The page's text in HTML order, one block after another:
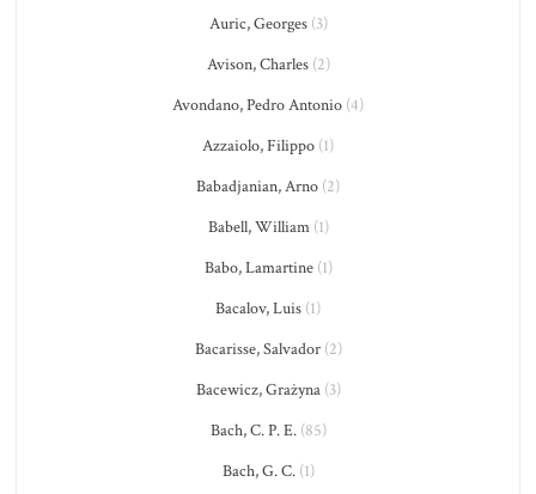
Auric, Georges(3)
Avison, Charles(2)
Avondano, Pedro Antonio (4)
Azzaiolo, Filippo (1)
Babadjanian, Arno (2)
Babell, William(1)
Babo, Lamartine(1)
Bacalov, Luis (1)
Bacarisse, Salvador(2)
Bacewicz, Grażyna(3)
Bach, C. P. E.(85)
Bach, G. C.(1)